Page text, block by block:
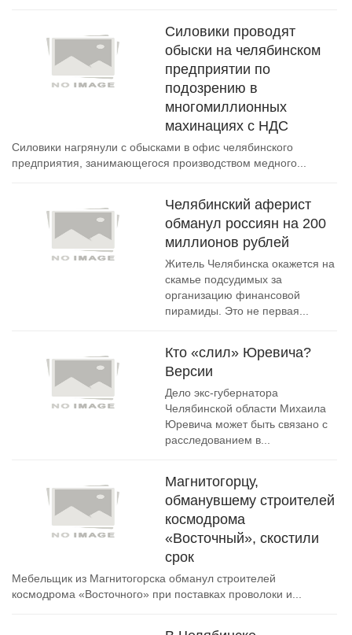
Силовики проводят
обыски на челябинском
предприятии по
подозрению в
многомиллионных
махинациях с НДС
Силовики нагрянули с обысками в офис челябинского
предприятия, занимающегося производством медного...
Челябинский аферист
обманул россиян на 200
миллионов рублей
Житель Челябинска окажется на
скамье подсудимых за
организацию финансовой
пирамиды. Это не первая...
Кто «слил» Юревича?
Версии
Дело экс-губернатора
Челябинской области Михаила
Юревича может быть связано с
расследованием в...
Магнитогорцу,
обманувшему строителей
космодрома
«Восточный», скостили
срок
Мебельщик из Магнитогорска обманул строителей
космодрома «Восточного» при поставках проволоки и...